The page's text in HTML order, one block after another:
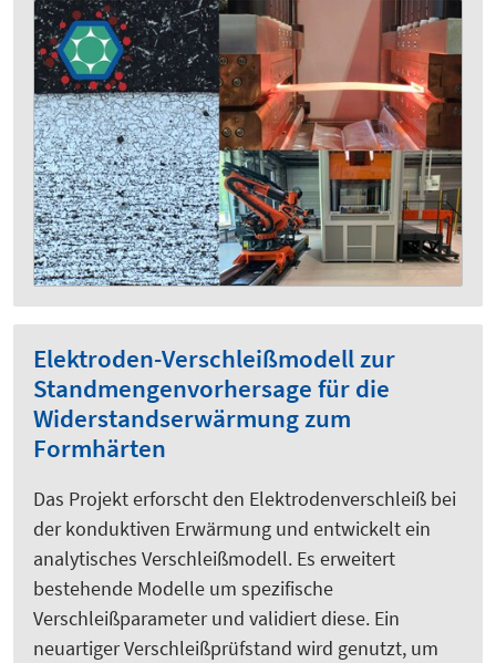
Elektroden-Verschleißmodell zur
Standmengenvorhersage für die
Widerstandserwärmung zum
Formhärten
Das Projekt erforscht den Elektrodenverschleiß bei
der konduktiven Erwärmung und entwickelt ein
analytisches Verschleißmodell. Es erweitert
bestehende Modelle um spezifische
Verschleißparameter und validiert diese. Ein
neuartiger Verschleißprüfstand wird genutzt, um